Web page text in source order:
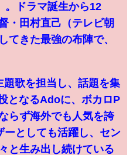
。ドラマ誕生から12
・田村直己（テレビ朝
てきた最強の布陣で、
歌を担当し、話題を集
となるAdoに、ボカロP
らず海外でも人気を誇
ーとしても活躍し、セン
と生み出し続けている